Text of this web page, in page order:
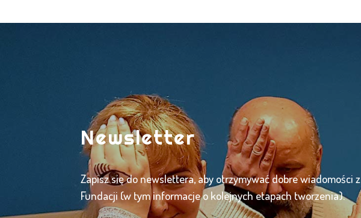
Newsletter
Zapisz się do newslettera, aby otrzymywać dobre wiadomości z
Fundacji (w tym informacje o kolejnych etapach tworzenia).